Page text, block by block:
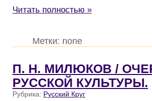
Читать полностью »
Метки: none
П. Н. МИЛЮКОВ /
РУССКОЙ КУЛЬТУРЫ.
Рубрика: Русский Круг